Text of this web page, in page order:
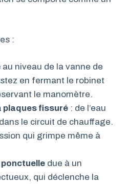
:
au niveau de la vanne de
en fermant le robinet
le manomètre.
plaques fissuré : de l’eau
le circuit de chauffage.
qui grimpe même à
due à un
qui déclenche la